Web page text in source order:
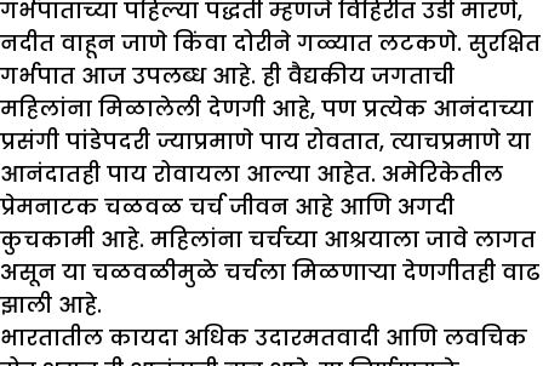
गर्भपाताच्या पहिल्या पद्धती म्हणजे विहिरीत उडी मारणे,
नदीत वाहून जाणे किंवा दोरीने गळ्यात लटकणे. सुरक्षित
गर्भपात आज उपलब्ध आहे. ही वैद्यकीय जगताची
महिलांना मिळालेली देणगी आहे, पण प्रत्येक आनंदाच्या
प्रसंगी पांडेपदरी ज्याप्रमाणे पाय रोवतात, त्याचप्रमाणे या
आनंदातही पाय रोवायला आल्या आहेत. अमेरिकेतील
प्रेमनाटक चळवळ चर्च जीवन आहे आणि अगदी
कुचकामी आहे. महिलांना चर्चच्या आश्रयाला जावे लागत
असून या चळवळीमुळे चर्चला मिळणाऱ्या देणगीतही वाढ
झाली आहे.
भारतातील कायदा अधिक उदारमतवादी आणि लवचिक